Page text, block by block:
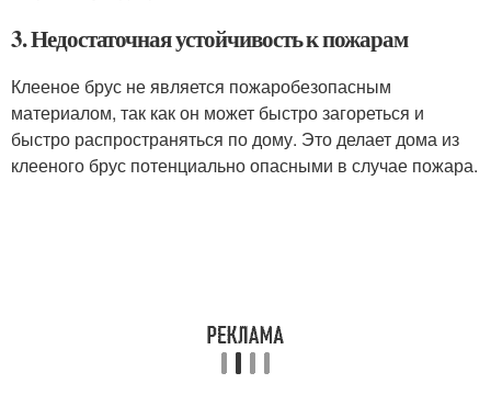
3. Недостаточная устойчивость к пожарам
Клееное брус не является пожаробезопасным
материалом, так как он может быстро загореться и
быстро распространяться по дому. Это делает дома из
клееного брус потенциально опасными в случае пожара.